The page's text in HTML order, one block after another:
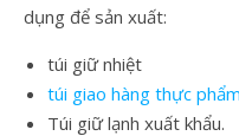
dụng để sản xuất:
túi giữ nhiệt
túi giao hàng thực phẩm
Túi giữ lạnh xuất khẩu.